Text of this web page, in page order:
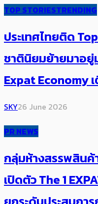
TOP STORIESTRENDING
ประเทศไทยติด
ชาตินิยมย้ายมาอยู่
Expat Economy
SKY26 June 2026
PR NEWS
กลุ่มห้างสรรพสินค้
เปิดตัว The 1